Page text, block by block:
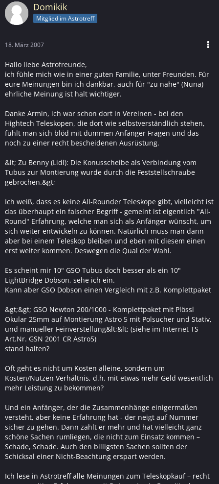
Domikik
Mitglied im Astrotreff
18. März 2007
Hallo liebe Astrofreunde,
ich fühle mich wie in einer guten Familie, unter Freunden. Für
eure Meinungen bin ich dankbar, auch für "zu nahe" (Nuna) -
ehrliche Meinung ist halt wichtiger.
Danke Armin, ich war schon dort in Vereinen - bei den
Hightech Teleskopen, die dort wie selbstverständlich stehen,
fühlt man sich blöd mit dummen Anfänger Fragen und das
noch zu einer recht bescheidenen Ausrüstung.
&lt; Zu Benny (Lidl): Die Konusscheibe als Verbindung vom
Tubus zur Montierung wurde durch die Feststellschraube
gebrochen.&gt;
Ich weiß, dass es keine All-Rounder Teleskope gibt, vielleicht ist
das überhaupt ein falscher Begriff - gemeint ist eigentlich "All-
Round" Erfahrung, welche man sich als Anfänger wünscht, um
sich weiter entwickeln zu können. Natürlich muss man dann
aber bei einem Teleskop bleiben und eben mit diesem einen
erst weiter kommen. Deswegen die Qual der Wahl.
Es scheint mir 10" GSO Tubus doch besser als ein 10"
LightBridge Dobson, sehe ich ein.
Kann aber GSO Dobson einen Vergleich mit z.B. Komplettpaket
&gt;&gt; GSO Newton 200/1000 - Komplettpaket mit Plössl
Okular 25mm auf Montierung Astro 5 mit Polsucher und Stativ,
und manueller Feinverstellung&lt;&lt; (siehe im Internet TS
Art.Nr. GSN 2001 CR Astro5)
stand halten?
Oft geht es nicht um Kosten alleine, sondern um
Kosten/Nutzen Verhältnis, d.h. mit etwas mehr Geld wesentlich
mehr Leistung zu bekommen?
Und ein Anfänger, der die Zusammenhänge einigermaßen
versteht, aber keine Erfahrung hat - der neigt auf Nummer
sicher zu gehen. Dann zahlt er mehr und hat vielleicht ganz
schöne Sachen rumliegen, die nicht zum Einsatz kommen –
Schade, Schade. Auch den billigsten Sachen sollten der
Schicksal einer Nicht-Beachtung erspart werden.
Ich lese in Astrotreff alle Meinungen zum Teleskopkauf – recht